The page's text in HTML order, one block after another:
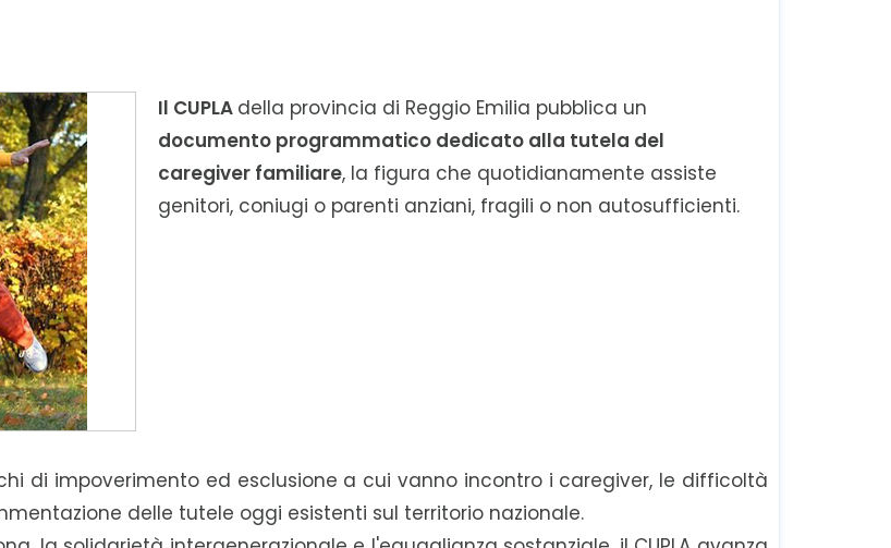
Il CUPLA della provincia di Reggio Emilia pubblica un
documento programmatico dedicato alla tutela del
caregiver familiare, la figura che quotidianamente assiste
genitori, coniugi o parenti anziani, fragili o non autosufficienti.
di impoverimento ed esclusione a cui vanno incontro i caregiver, le difficoltà
delle tutele oggi esistenti sul territorio nazionale.